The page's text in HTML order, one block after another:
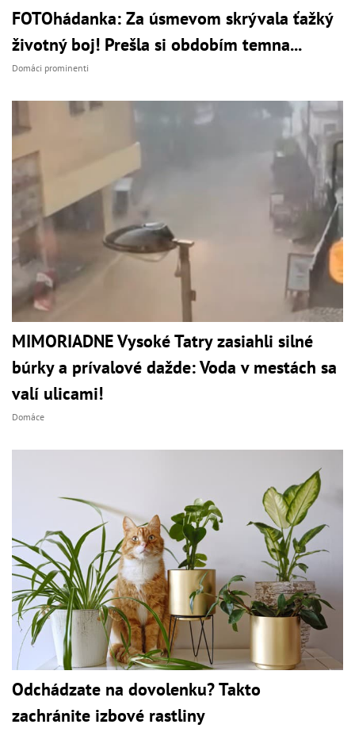
FOTOhádanka: Za úsmevom skrývala ťažký
životný boj! Prešla si obdobím temna...
Domáci prominenti
MIMORIADNE Vysoké Tatry zasiahli silné
búrky a prívalové dažde: Voda v mestách sa
valí ulicami!
Domáce
Odchádzate na dovolenku? Takto
zachránite izbové rastliny